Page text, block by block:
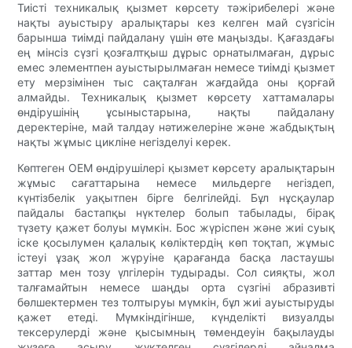
Тиісті техникалық қызмет көрсету тәжірибелері және
нақты ауыстыру аралықтары кез келген май сүзгісін
барынша тиімді пайдалану үшін өте маңызды. Қағаздағы
ең мінсіз сүзгі қозғалтқыш дұрыс орнатылмаған, дұрыс
емес элементпен ауыстырылмаған немесе тиімді қызмет
ету мерзімінен тыс сақталған жағдайда оны қорғай
алмайды. Техникалық қызмет көрсету хаттамалары
өндірушінің ұсыныстарына, нақты пайдалану
деректеріне, май талдау нәтижелеріне және жабдықтың
нақты жұмыс цикліне негізделуі керек.
Көптеген OEM өндірушілері қызмет көрсету аралықтарын
жұмыс сағаттарына немесе мильдерге негіздеп,
күнтізбелік уақытпен бірге белгілейді. Бұл нұсқаулар
пайдалы бастапқы нүктелер болып табылады, бірақ
түзету қажет болуы мүмкін. Бос жүріспен және жиі суық
іске қосылумен қалалық көліктердің көп тоқтап, жұмыс
істеуі ұзақ жол жүруіне қарағанда басқа ластаушы
заттар мен тозу үлгілерін тудырады. Сол сияқты, жол
талғамайтын немесе шаңды орта сүзгіні абразивті
бөлшектермен тез толтыруы мүмкін, бұл жиі ауыстыруды
қажет етеді. Мүмкіндігінше, күнделікті визуалды
тексерулерді және қысымның төмендеуін бақылауды